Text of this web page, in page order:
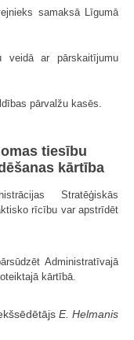
samaksā Līgumā
veidā ar pārskaitījumu
pārvalžu kasēs.
tiesību
kārtība
Stratēģiskās
rīcību var apstrīdēt
Administratīvajā
kārtībā.
E. Helmanis